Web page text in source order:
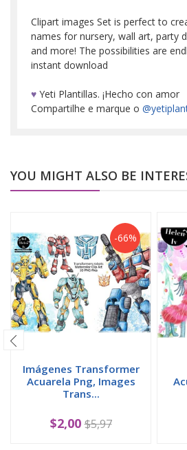
Clipart images Set is perfect to
names for nursery, wall art, party
and more! The possibilities are
instant download
♥ Yeti Plantillas. ¡Hecho con amor
Compartilhe e marque o
YOU MIGHT ALSO BE
-66%
Imágenes Transformer
Acuarela Png, Images
Trans...
$2,00 $5,97